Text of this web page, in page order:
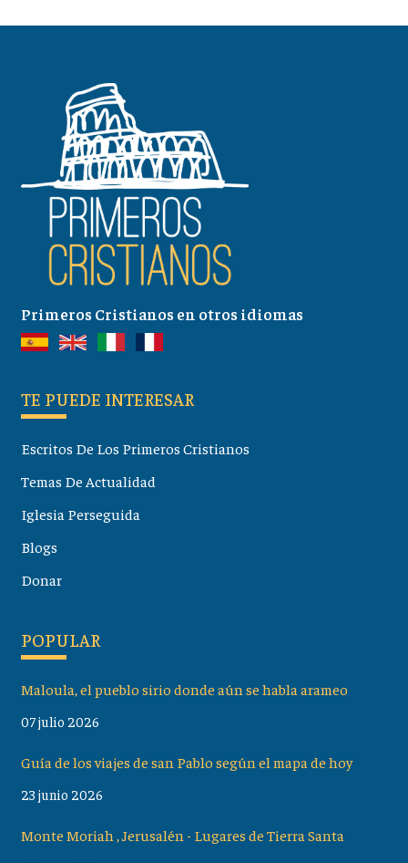
Primeros Cristianos en otros idiomas
TE PUEDE INTERESAR
Escritos De Los Primeros Cristianos
Temas De Actualidad
Iglesia Perseguida
Blogs
Donar
POPULAR
Maloula, el pueblo sirio donde aún se habla arameo
07 julio 2026
Guía de los viajes de san Pablo según el mapa de hoy
23 junio 2026
Monte Moriah , Jerusalén - Lugares de Tierra Santa